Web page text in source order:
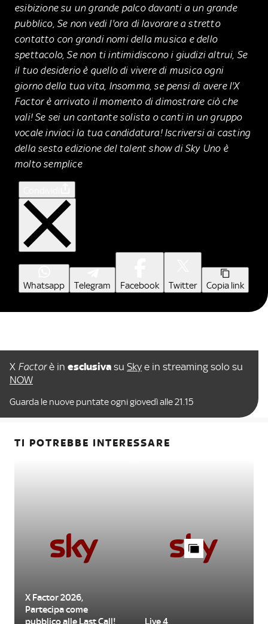
esibizione su un grande palco davanti a un grande
pubblico, Se non vedi l'ora di lavorare a stretto
contatto con grandi nomi della musica e dello
spettacolo, Se non ti intimidiscono i giudizi altrui, Se
il tuo desiderio è quello di vivere di musica ogni
giorno della tua vita, Insomma, se pensi di avere l'X
Factor è arrivato il momento di dimostrare ciò che
vali! Se sei un cantante solista o canti in un gruppo
vocale inviaci la tua candidatura! Iscriversi ai casting
della sesta edizione del talent show di Sky Uno è
molto semplice
Whatsapp Telegram Facebook Twitter Copia link
X Factorè in esclusiva su Sky e in streaming solo su
NOW
Guarda le nuove puntate ogni giovedì alle 21.15
TI POTREBBE INTERESSARE
X Factor 2026,
Partecipa come
pubblico alle Last Call!
Live 4